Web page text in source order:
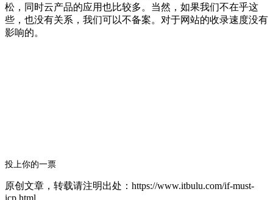
松，同时云产品的应用也比较多。当然，如果我们不在乎这
些，也没有关系，我们可以不备案。对于网站的收录速度没有
影响的。
投上你的一票
原创文章，转载请注明出处：https://www.itbulu.com/if-must-
icp.html